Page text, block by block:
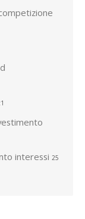
interessi 25